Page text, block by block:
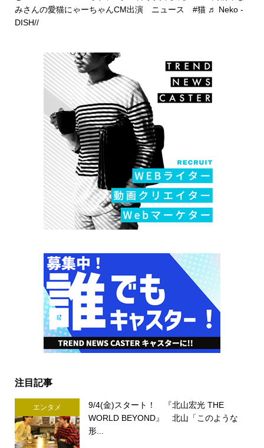
みさんの愛猫にゃーちゃんCM出演 ニュース #猫 ♬ Neko -
DISH//
注目記事
エンタメ
9/4(金)スタート！ 『北山宏光 THE
WORLD BEYOND』 北山「このような
形...